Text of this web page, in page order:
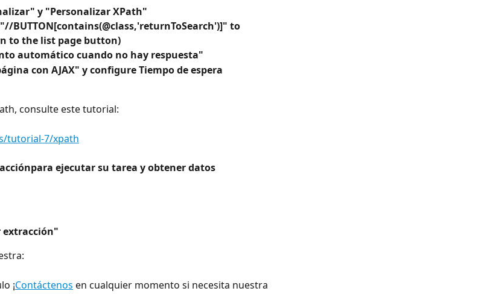
y "Personalizar XPath"
BUTTON[contains(@class,'returnToSearch')]" to
to the list page button)
automático cuando no hay respuesta"
con AJAX" y configure Tiempo de espera
consulte este tutorial:
tutorial-7/xpath
ejecutar su tarea y obtener datos
extracción"
¡Contáctenos en cualquier momento si necesita nuestra